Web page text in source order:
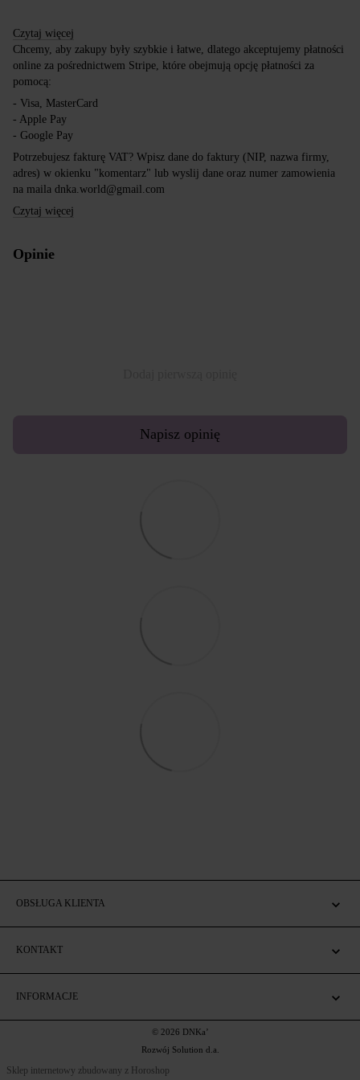
Czytaj więcej
Chcemy, aby zakupy były szybkie i łatwe, dlatego akceptujemy płatności
online za pośrednictwem Stripe, które obejmują opcję płatności za
pomocą:
- Visa, MasterCard
- Apple Pay
- Google Pay
Potrzebujesz fakturę VAT? Wpisz dane do faktury (NIP, nazwa firmy,
adres) w okienku "komentarz" lub wyslij dane oraz numer zamowienia
na maila dnka.world@gmail.com
Czytaj więcej
Opinie
Napisz opinię
OBSŁUGA KLIENTA
KONTAKT
INFORMACJE
© 2026 DNKa’
Rozwój Solution d.a.
Sklep internetowy zbudowany z Horoshop